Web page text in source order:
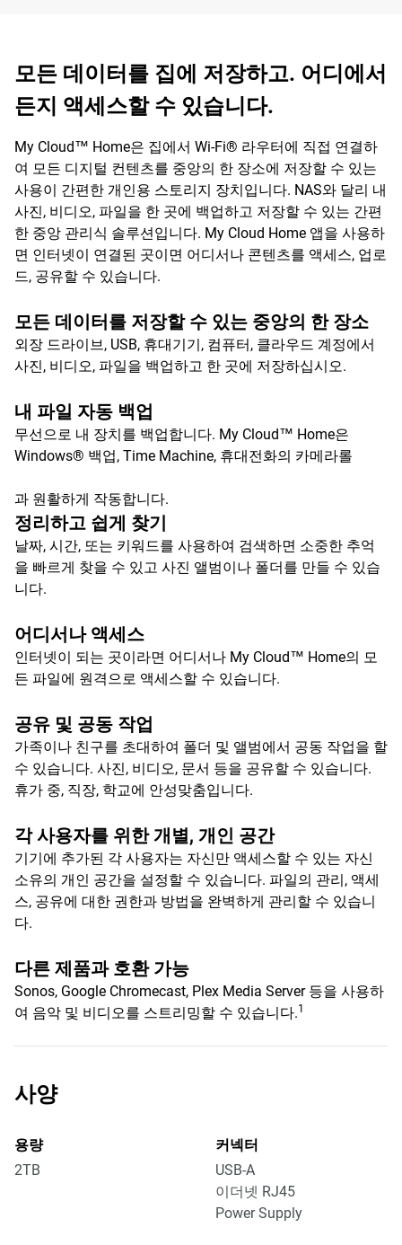
모든 데이터를 집에 저장하고. 어디에서
든지 액세스할 수 있습니다.
My Cloud™ Home은 집에서 Wi-Fi® 라우터에 직접 연결하
여 모든 디지털 컨텐츠를 중앙의 한 장소에 저장할 수 있는
사용이 간편한 개인용 스토리지 장치입니다. NAS와 달리 내
사진, 비디오, 파일을 한 곳에 백업하고 저장할 수 있는 간편
한 중앙 관리식 솔루션입니다. My Cloud Home 앱을 사용하
면 인터넷이 연결된 곳이면 어디서나 콘텐츠를 액세스, 업로
드, 공유할 수 있습니다.
모든 데이터를 저장할 수 있는 중앙의 한 장소
외장 드라이브, USB, 휴대기기, 컴퓨터, 클라우드 계정에서
사진, 비디오, 파일을 백업하고 한 곳에 저장하십시오.
내 파일 자동 백업
무선으로 내 장치를 백업합니다. My Cloud™ Home은
Windows® 백업, Time Machine, 휴대전화의 카메라롤
과 원활하게 작동합니다.
정리하고 쉽게 찾기
날짜, 시간, 또는 키워드를 사용하여 검색하면 소중한 추억
을 빠르게 찾을 수 있고 사진 앨범이나 폴더를 만들 수 있습
니다.
어디서나 액세스
인터넷이 되는 곳이라면 어디서나 My Cloud™ Home의 모
든 파일에 원격으로 액세스할 수 있습니다.
공유 및 공동 작업
가족이나 친구를 초대하여 폴더 및 앨범에서 공동 작업을 할
수 있습니다. 사진, 비디오, 문서 등을 공유할 수 있습니다.
휴가 중, 직장, 학교에 안성맞춤입니다.
각 사용자를 위한 개별, 개인 공간
기기에 추가된 각 사용자는 자신만 액세스할 수 있는 자신
소유의 개인 공간을 설정할 수 있습니다. 파일의 관리, 액세
스, 공유에 대한 권한과 방법을 완벽하게 관리할 수 있습니
다.
다른 제품과 호환 가능
Sonos, Google Chromecast, Plex Media Server 등을 사용하
여 음악 및 비디오를 스트리밍할 수 있습니다.1
사양
용량
2TB
커넥터
USB-A
이더넷 RJ45
Power Supply